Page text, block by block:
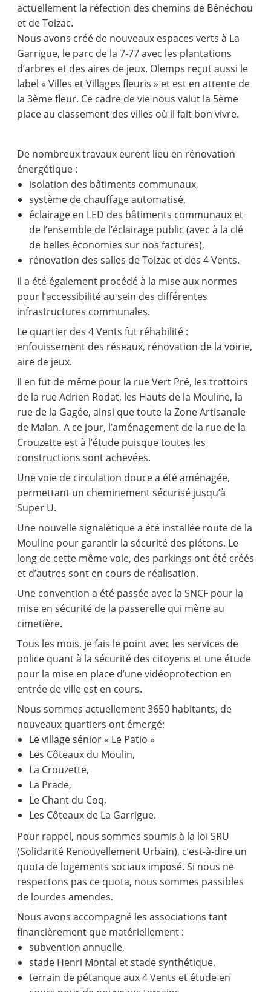
actuellement la réfection des chemins de Bénéchou
et de Toizac.
Nous avons créé de nouveaux espaces verts à La
Garrigue, le parc de la 7-77 avec les plantations
d’arbres et des aires de jeux. Olemps reçut aussi le
label « Villes et Villages fleuris » et est en attente de
la 3ème fleur. Ce cadre de vie nous valut la 5ème
place au classement des villes où il fait bon vivre.
De nombreux travaux eurent lieu en rénovation
énergétique :
isolation des bâtiments communaux,
système de chauffage automatisé,
éclairage en LED des bâtiments communaux et
de l’ensemble de l’éclairage public (avec à la clé
de belles économies sur nos factures),
rénovation des salles de Toizac et des 4 Vents.
Il a été également procédé à la mise aux normes
pour l’accessibilité au sein des différentes
infrastructures communales.
Le quartier des 4 Vents fut réhabilité :
enfouissement des réseaux, rénovation de la voirie,
aire de jeux.
Il en fut de même pour la rue Vert Pré, les trottoirs
de la rue Adrien Rodat, les Hauts de la Mouline, la
rue de la Gagée, ainsi que toute la Zone Artisanale
de Malan. A ce jour, l’aménagement de la rue de la
Crouzette est à l’étude puisque toutes les
constructions sont achevées.
Une voie de circulation douce a été aménagée,
permettant un cheminement sécurisé jusqu’à
Super U.
Une nouvelle signalétique a été installée route de la
Mouline pour garantir la sécurité des piétons. Le
long de cette même voie, des parkings ont été créés
et d’autres sont en cours de réalisation.
Une convention a été passée avec la SNCF pour la
mise en sécurité de la passerelle qui mène au
cimetière.
Tous les mois, je fais le point avec les services de
police quant à la sécurité des citoyens et une étude
pour la mise en place d’une vidéoprotection en
entrée de ville est en cours.
Nous sommes actuellement 3650 habitants, de
nouveaux quartiers ont émergé:
Le village sénior « Le Patio »
Les Côteaux du Moulin,
La Crouzette,
La Prade,
Le Chant du Coq,
Les Côteaux de La Garrigue.
Pour rappel, nous sommes soumis à la loi SRU
(Solidarité Renouvellement Urbain), c’est-à-dire un
quota de logements sociaux imposé. Si nous ne
respectons pas ce quota, nous sommes passibles
de lourdes amendes.
Nous avons accompagné les associations tant
financièrement que matériellement :
subvention annuelle,
stade Henri Montal et stade synthétique,
terrain de pétanque aux 4 Vents et étude en